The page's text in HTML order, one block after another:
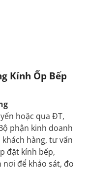
Kính Ốp Bếp
hoặc qua ĐT,
phận kinh doanh
hàng, tư vấn
đặt kính bếp,
để khảo sát, đo